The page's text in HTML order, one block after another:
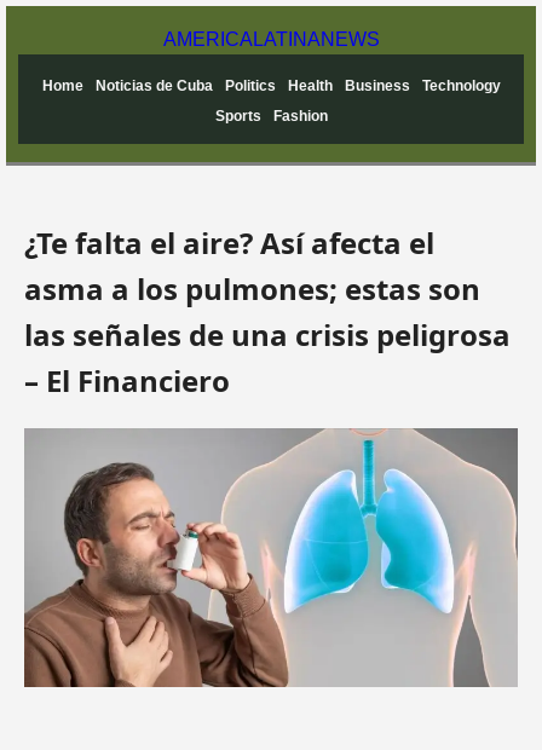
AMERICA LATINANEWS
Home Noticias de Cuba Politics Health Business
Technology
Sports
Fashion
¿Te falta el aire? Así afecta el
asma a los pulmones; estas son
las señales de una crisis peligrosa
– El Financiero